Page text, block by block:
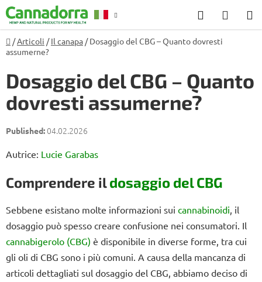
Vai
al
contenuto
Ricerca
DELLA
Casa
/Articoli / Il canapa / Dosaggio del CBG – Quanto dovresti
assumerne?
Dosaggio del CBG – Quanto
dovresti assumerne?
04.02.2026
Autrice: Lucie Garabas
Comprendere ildosaggio del CBG
Sebbene esistano molte informazioni sui cannabinoidi, il
dosaggio può spesso creare confusione nei consumatori. Il
cannabigerolo (CBG) è disponibile in diverse forme, tra cui
gli oli di CBG sono i più comuni. A causa della mancanza di
articoli dettagliati sul dosaggio del CBG, abbiamo deciso di